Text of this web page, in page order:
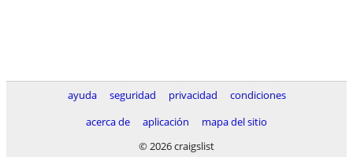
ayuda seguridad privacidad
condiciones
acerca de
aplicación
mapa del sitio
© 2026 craigslist